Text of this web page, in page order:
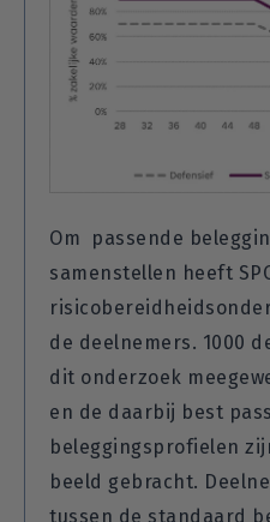
Om passende
samenstellen heeft
de deelnemers. 1000
dit onderzoek
en de daarbij best
beleggingsprofielen
beeld gebracht.
tussen de standaard